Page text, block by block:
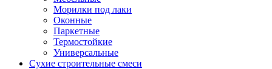
Морилки под лаки
Оконные
Паркетные
Термостойкие
Универсальные
Сухие строительные смеси